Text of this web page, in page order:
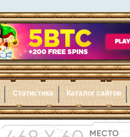
Статистика Каталог сайтов